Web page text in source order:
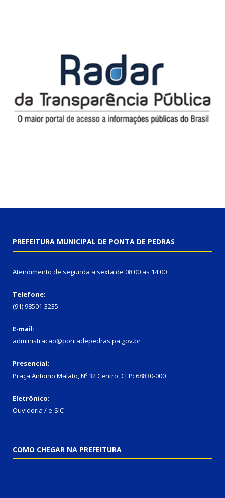
PREFEITURA MUNICIPAL DE PONTA DE PEDRAS
Atendimento de segunda a sexta de 08:00 as 14:00
Telefone:
(91) 98501-3235
E-mail:
administracao@pontadepedras.pa.gov.br
Presencial:
Praça Antonio Malato, Nº 32 Centro, CEP: 68830-000
Eletrônico:
Ouvidoria / e-SIC
COMO CHEGAR NA PREFEITURA